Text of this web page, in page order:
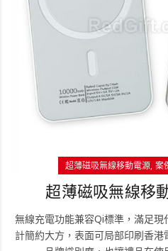
超薄磁吸無線移動電源 案
超薄磁吸無線移
無線充電功能兼容Qi標準，滿足
計簡約大方，表面可局部印刷香